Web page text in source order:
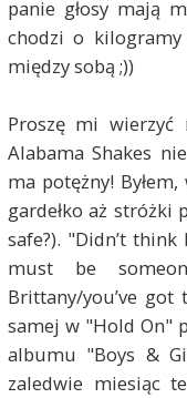
panie głosy mają
chodzi o
między sobą ;))
Proszę mi wierzyć
Alabama Shakes
ma potężny! Byłem,
gardełko aż
safe?). "Didn’t
must be
Brittany/you’ve
samej w "Hold On"
albumu "Boys &
zaledwie miesiąc